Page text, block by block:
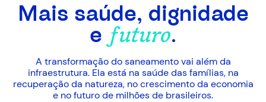
Mais saúde, dignidade
e futuro.
A transformação do saneamento vai além da
infraestrutura. Ela está na saúde das famílias, na
recuperação da natureza, no crescimento da economia
e no futuro de milhões de brasileiros.